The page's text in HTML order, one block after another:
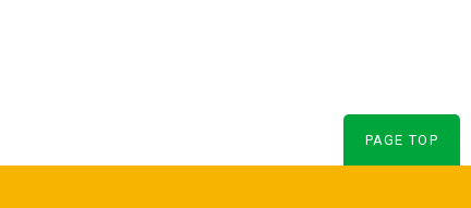
PAGE TOP